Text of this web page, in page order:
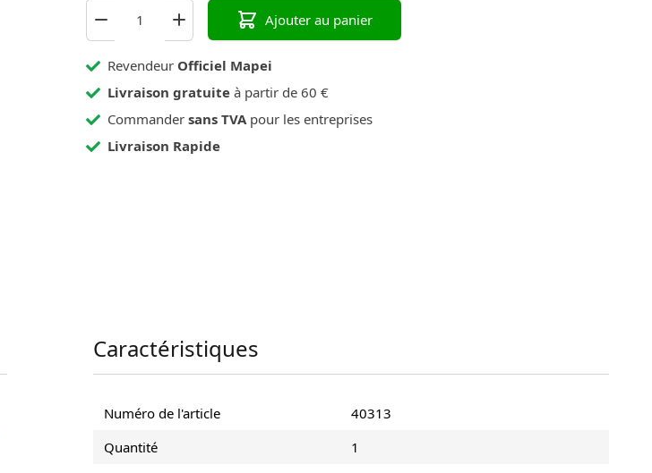
Ajouter au panier
Revendeur Officiel Mapei
Livraison gratuite à partir de 60 €
Commander sans TVA pour les entreprises
Livraison Rapide
Caractéristiques
Numéro de l'article
40313
Quantité
1